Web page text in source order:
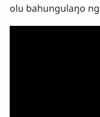
olu bahungulaŋo